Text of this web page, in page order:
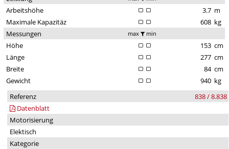
Arbeitshöhe 3.7 m
Maximale Kapazitäz
608 kg
Messungen
max min
Höhe 153 cm
Länge
277 cm
Breite
84 cm
Gewicht
940 kg
Referenz
838 / 8.838
Datenblatt
Motorisierung
Elektisch
Kategorie